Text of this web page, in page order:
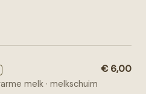
melk · melkschuim
€ 6,00